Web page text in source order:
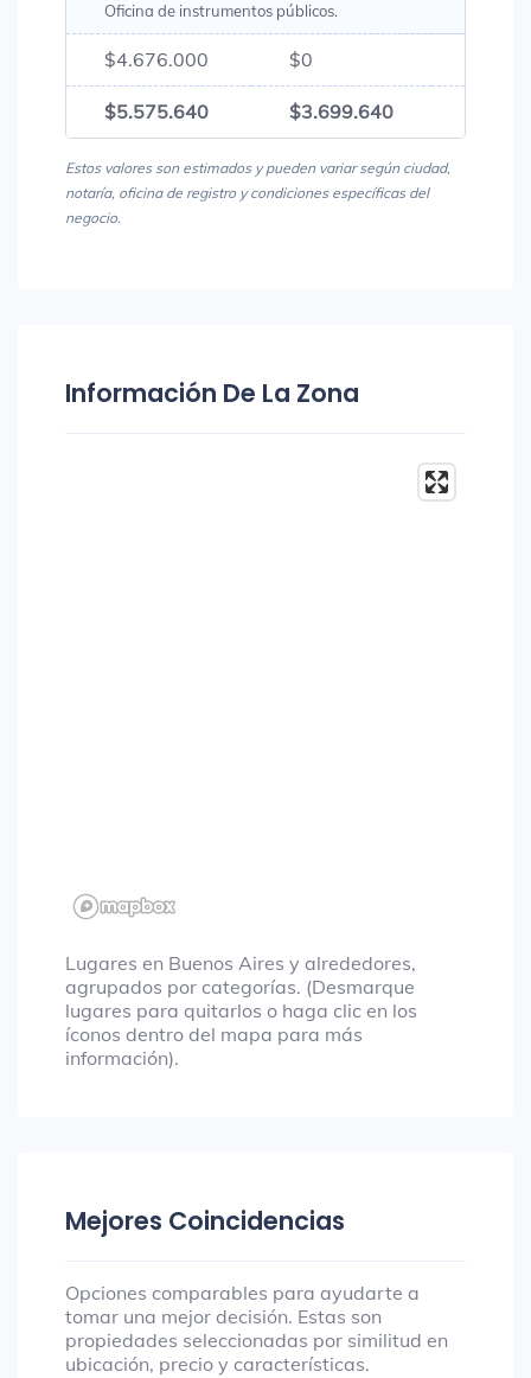
Oficina de instrumentos públicos.
$4.676.000 $0
$5.575.640 $3.699.640
Estos valores son estimados y pueden variar según ciudad,
notaría, oficina de registro y condiciones específicas del
negocio.
Información De La Zona
Lugares en Buenos Aires y alrededores,
agrupados por categorías. (Desmarque
lugares para quitarlos o haga clic en los
íconos dentro del mapa para más
información).
Mejores Coincidencias
Opciones comparables para ayudarte a
tomar una mejor decisión. Estas son
propiedades seleccionadas por similitud en
ubicación, precio y características.